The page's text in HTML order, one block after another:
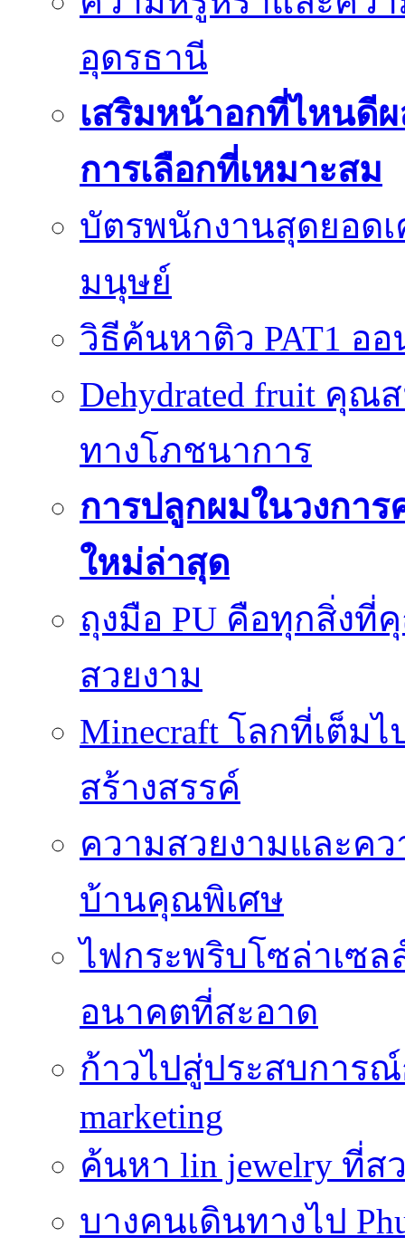
อุดรธานี
เสริมหน้าอกที่ไหนดี
การเลือกที่เหมาะสม
บัตรพนักงานสุดยอด
มนุษย์
วิธีค้นหาติว PAT1 อ
Dehydrated fruit คุ
ทางโภชนาการ
การปลูกผมในวงกา
ใหม่ล่าสุด
ถุงมือ PU คือทุกสิ่งที่
สวยงาม
Minecraft โลกที่เต็ม
สร้างสรรค์
ความสวยงามและค
บ้านคุณพิเศษ
ไฟกระพริบโซล่าเซ
อนาคตที่สะอาด
ก้าวไปสู่ประสบการ
marketing
ค้นหา lin jewelry ที่
บางคนเดินทางไป